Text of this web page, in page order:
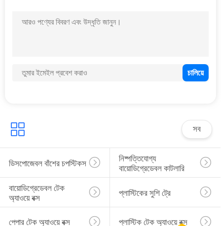
সব
ডিসপোজেবল বাঁশের চপস্টিকস
নিষ্পত্তিযোগ্য
বায়োডিগ্রেডেবল কাটলারি
বায়োডিগ্রেডেবল টেক
অ্যাওয়ে বক্স
প্লাস্টিকের সুশি ট্রে
পেপার টেক অ্যাওয়ে বক্স প্লাস্টিক টেক অ্যাওয়ে বক্স